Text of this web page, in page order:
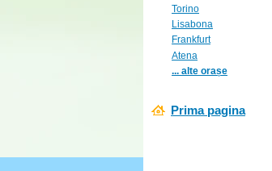
Torino
Lisabona
Frankfurt
Atena
... alte orașe
Prima pagina